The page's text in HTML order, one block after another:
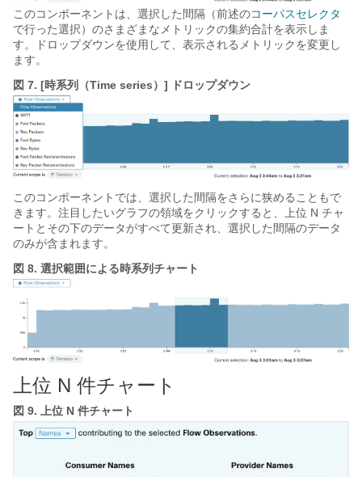
このコンポーネントは、選択した間隔（前述のコーパスセレクタ
で行った選択）のさまざまなメトリックの集約合計を表示しま
す。ドロップダウンを使用して、表示されるメトリックを変更し
ます。
図 7. [時系列（Time series）] ドロップダウン
このコンポーネントでは、選択した間隔をさらに狭めることもで
きます。注目したいグラフの領域をクリックすると、上位 N チャ
ートとその下のデータがすべて更新され、選択した間隔のデータ
のみが含まれます。
図 8. 選択範囲による時系列チャート
上位 N 件チャート
図 9. 上位 N 件チャート